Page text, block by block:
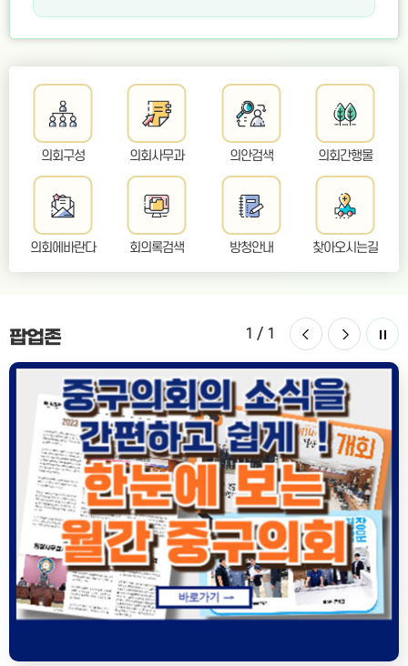
의회구성 의회사무과 의안검색 의회간행물
의회에바란다 회의록검색 방청안내 찾아오시는길
팝업존 1 / 1